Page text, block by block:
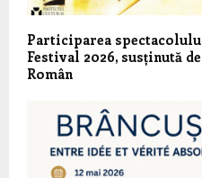
Participarea
Festival 2026, susținută
Român